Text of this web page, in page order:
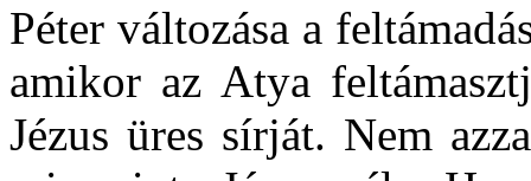
Péter változása a
amikor az Atya
Jézus üres sírját. Nem